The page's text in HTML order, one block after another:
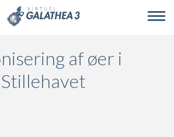
af øer i
Stillehavet